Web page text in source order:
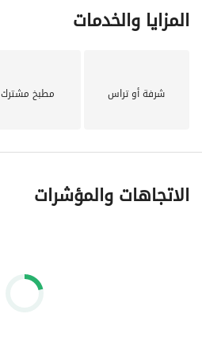
المزايا والخدمات
شرفة أو تراس مطبخ مشترك
الاتجاهات والمؤشرات